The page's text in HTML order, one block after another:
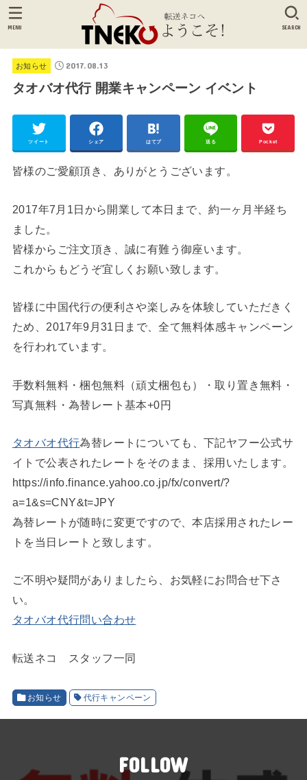
SEARCH
MENU
お知らせ 2017.08.13
タオバオ代行 開業キャンペーン イベント
ツイート シェア はてブ 送る Pocket
皆様のご愛顧頂き、ありがとうございます。
2017年7月1日から開業して本日まで、約一ヶ月半経ち
ました。
皆様からご注文頂き、誠に有難う御座います。
これからもどうぞ宜しくお願い致します。
皆様に中国代行の便利さや楽しみを体験していただきく
ため、2017年9月31日まで、全て無料体感キャンペーン
を行われています。
手数料無料・梱包無料（頑丈梱包も）・取り置き無料・
写真無料・為替レート基本+0円
タオバオ代行為替レートについても、下記ヤフー公式サ
イトで公表されたレートをそのまま、採用いたします。
https://info.finance.yahoo.co.jp/fx/convert/?
a=1&s=CNY&t=JPY
為替レートが随時に変更ですので、本店採用されたレー
トを当日レートと致します。
ご不明や疑問がありましたら、お気軽にお問合せ下さ
い。
タオバオ代行問い合わせ
転送ネコ スタッフ一同
お知らせ 代行キャンペーン
FOLLOW